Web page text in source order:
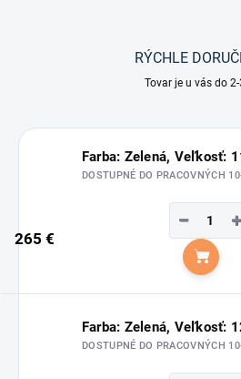
RÝCHLE
Tovar je u vás do
Farba: Zelená, Veľkosť:
DOSTUPNÉ DO PRACOVNÝCH
265 €
+
−
Do
Farba: Zelená, Veľkosť:
DOSTUPNÉ DO PRACOVNÝCH